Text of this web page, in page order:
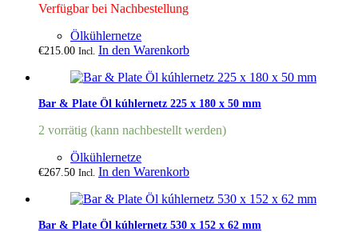
Verfügbar bei Nachbestellung
Ölkühlernetze
€215.00 Incl. In den Warenkorb
Bar & Plate Öl kúhlernetz 225 x 180 x 50 mm
2 vorrätig (kann nachbestellt werden)
Ölkühlernetze
€267.50 Incl. In den Warenkorb
Bar & Plate Öl kúhlernetz 530 x 152 x 62 mm